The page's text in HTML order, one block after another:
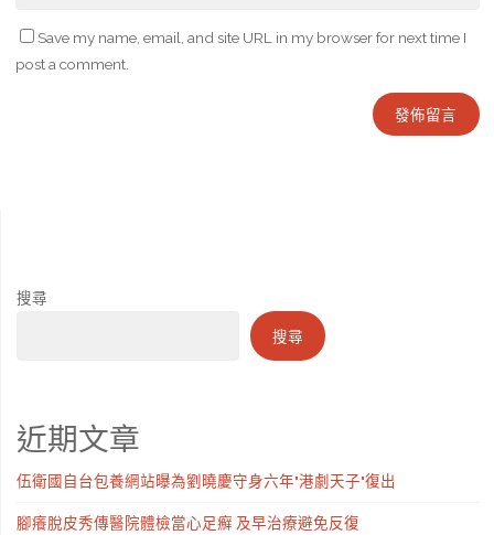
Save my name, email, and site URL in my browser for next time I
post a comment.
搜尋
搜尋
近期文章
伍衛國自台包養網站曝為劉曉慶守身六年"港劇天子"復出
腳癢脫皮秀傳醫院體檢當心足癬 及早治療避免反復